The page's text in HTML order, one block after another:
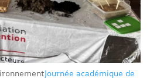
Journée académique de